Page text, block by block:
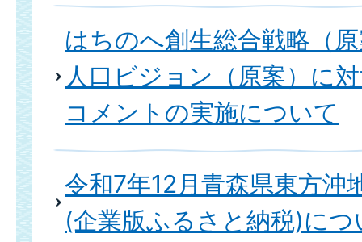
はちのへ創生総合戦略（
人口ビジョン（原案）に
コメントの実施について
令和7年12月青森県東方沖
(企業版ふるさと納税)につ